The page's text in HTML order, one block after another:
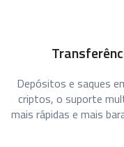
Depósitos e saques
criptos, o suporte
mais rápidas e mais